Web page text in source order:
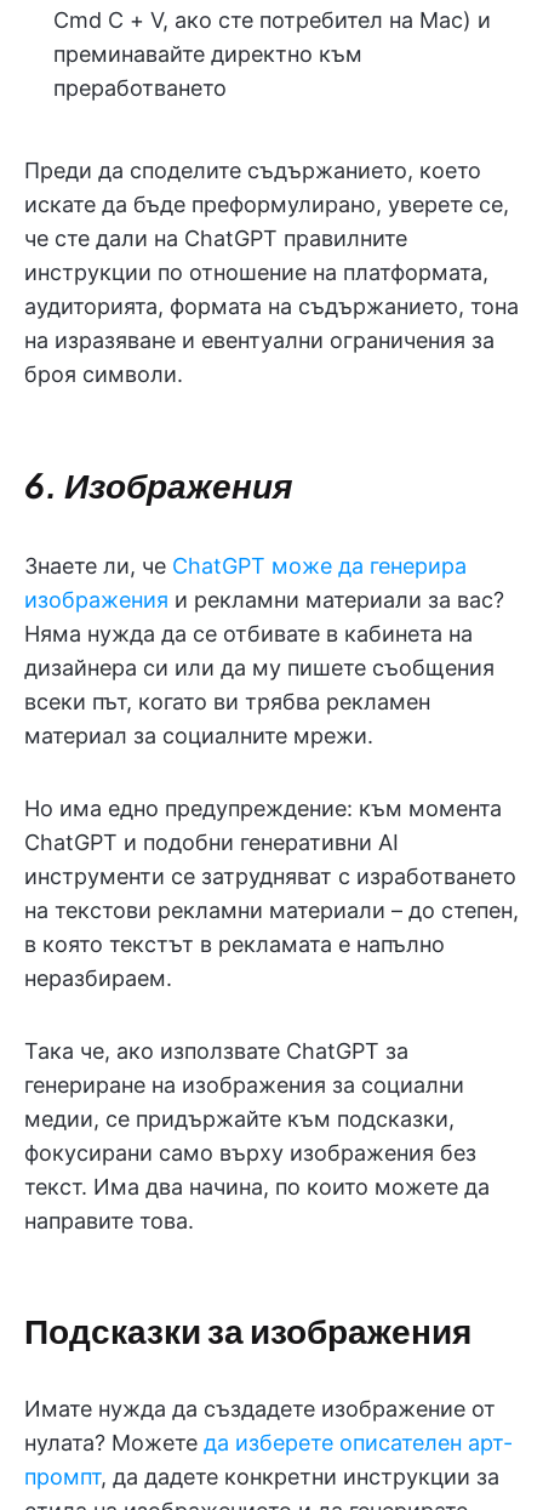
Cmd C + V, ако сте потребител на Mac) и
преминавайте директно към
преработването
Преди да споделите съдържанието, което
искате да бъде преформулирано, уверете се,
че сте дали на ChatGPT правилните
инструкции по отношение на платформата,
аудиторията, формата на съдържанието, тона
на изразяване и евентуални ограничения за
броя символи.
6. Изображения
Знаете ли, че ChatGPT може да генерира
изображения и рекламни материали за вас?
Няма нужда да се отбивате в кабинета на
дизайнера си или да му пишете съобщения
всеки път, когато ви трябва рекламен
материал за социалните мрежи.
Но има едно предупреждение: към момента
ChatGPT и подобни генеративни AI
инструменти се затрудняват с изработването
на текстови рекламни материали – до степен,
в която текстът в рекламата е напълно
неразбираем.
Така че, ако използвате ChatGPT за
генериране на изображения за социални
медии, се придържайте към подсказки,
фокусирани само върху изображения без
текст. Има два начина, по които можете да
направите това.
Подсказки за изображения
Имате нужда да създадете изображение от
нулата? Можете да изберете описателен арт-
промпт, да дадете конкретни инструкции за